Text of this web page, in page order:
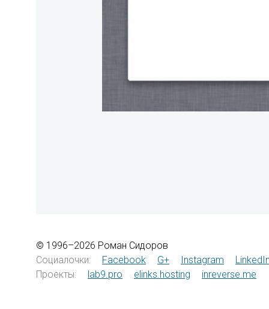
© 1996–2026 Роман Сидоров
Социалочки:
Facebook G+ Instagram
Проекты:
lab9.pro elinks.hosting inreverse.me